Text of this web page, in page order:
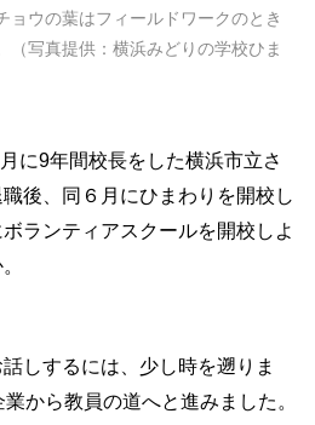
ョウの葉はフィールドワークのとき
（写真提供：横浜みどりの学校ひま
9年間校長をした横浜市立さ
後、同６月にひまわりを開校し
ランティアスクールを開校しよ
しするには、少し時を遡りま
から教員の道へと進みました。